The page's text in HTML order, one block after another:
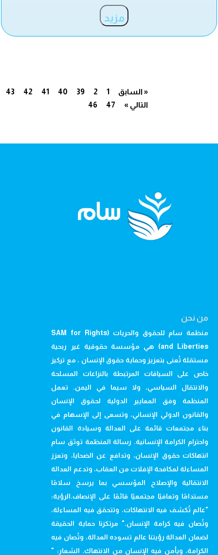
مزيد
« السابق 1
2
39
40
41
42
43
46
47 التالي »
من نحن
منظمة سام للحقوق والحريات (SAM for Rights
and Liberties) هي مؤسسة حقوقية غير ربحية
مستقلة تُعنى بتعزيز وحماية حقوق الإنسان ، مع تركيز
خاص على السياقات المرتبطة بالنزاعات المسلحة
والانتقال السياسي، ولا سيما في اليمن. تعمل
المنظمة وفق المعايير الدولية لحقوق الإنسان
والقانون الدولي الإنساني، وتسعى إلى الإسهام في
بناء مجتمعات قائمة على العدالة وسيادة القانون
واحترام الكرامة الإنسانية. رسالة المنظمة توثق سام
انتهاكات حقوق الإنسان، وتدافع عن الضحايا، وتعزز
المساءلة لمكافحة الإفلات من العقاب، وتدعم العدالة
الانتقالية والإصلاح المؤسسي بما يرسخ سلامًا
مستدامًا وتعافيًا مجتمعيًا قائمًا على الإنصاف.الرؤية:
"عالم تُكشف فيه الانتهاكات، وتتحقق فيه المساءلة،
وتُصان فيه كرامة الإنسان." مرتكزنا حماية الحقيقة
لضمان العدالة رؤيتنا عالم تسوده العدالة، وتُصان فيه
الكرامة، ويأمن فيه الإنسان من الانتهاك. الشعار: "